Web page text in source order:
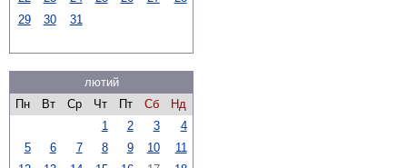
29
30 31
лютий
Пн
Вт Ср Чт Пт Сб
Нд
1
2 3
4
5
6 7 8 9 10
11